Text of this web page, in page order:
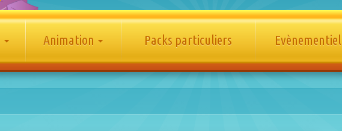
Animation Packs particuliers Evènementiel